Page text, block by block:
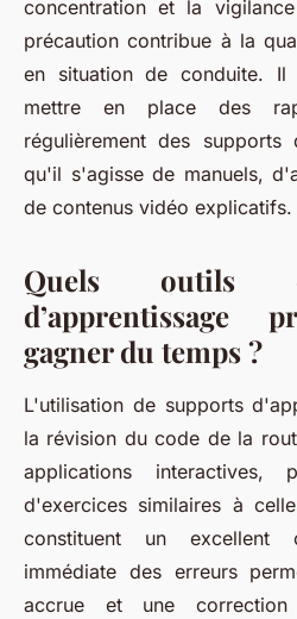
concentration et la
précaution contribue à la
en situation de conduite. Il
mettre en place des
régulièrement des supports
qu'il s'agisse de manuels,
de contenus vidéo explicatifs.
Quels outils
d’apprentissage
gagner du temps ?
L'utilisation de supports
la révision du code de la
applications interactives,
d'exercices similaires à
constituent un excellent
immédiate des erreurs
accrue et une